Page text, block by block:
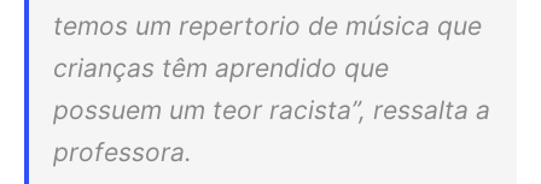
temos um repertorio de música que
crianças têm aprendido que
possuem um teor racista”, ressalta a
professora.